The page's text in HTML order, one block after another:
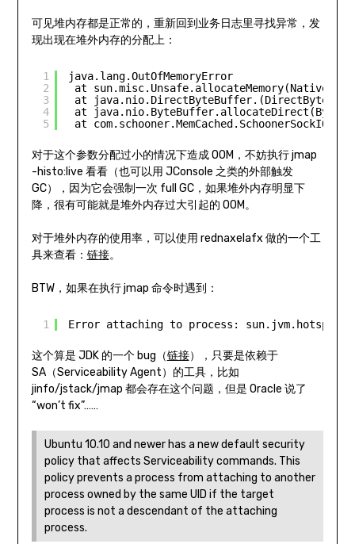
可见堆内存都是正常的，重新回到业务日志里寻找异常，发
现出现在堆外内存的分配上：
1
2
3
4
5
java.lang.OutOfMemoryError
at sun.misc.Unsafe.allocateMemory(Native
at
at
at com.schooner.MemCached.SchoonerSockIOPool
对于这个参数分配过小的情况下造成 OOM，不妨执行 jmap
-histo:live 看看（也可以用 JConsole 之类的外部触发
GC），因为它会强制一次 full GC，如果堆外内存明显下
降，很有可能就是堆外内存过大引起的 OOM。
对于堆外内存的使用率，可以使用 rednaxelafx 做的一个工
具来查看： 链接。
BTW，如果在执行 jmap 命令时遇到：
1 Error attaching to process:
这个算是 JDK 的一个 bug（链接），只要是依赖于
SA（Serviceability Agent）的工具，比如
jinfo/jstack/jmap 都会存在这个问题，但是 Oracle 说了
“won’t fix”……
Ubuntu 10.10 and newer has a new default security
policy that affects Serviceability commands. This
policy prevents a process from attaching to another
process owned by the same UID if the target
process is not a descendant of the attaching
process.